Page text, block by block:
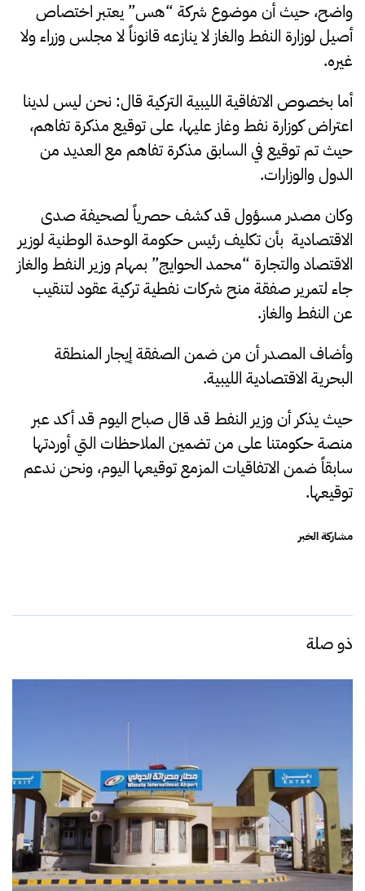
واضح، حيث أن موضوع شركة “هس” يعتبر اختصاص
أصيل لوزارة النفط والغاز لا ينازعه قانوناً لا مجلس وزراء ولا
غيره.
أما بخصوص الاتفاقية الليبية التركية قال: نحن ليس لدينا
اعتراض كوزارة نفط وغاز عليها، على توقيع مذكرة تفاهم،
حيث تم توقيع في السابق مذكرة تفاهم مع العديد من
الدول والوزارات.
وكان مصدر مسؤول قد كشف حصرياً لصحيفة صدى
الاقتصادية بأن تكليف رئيس حكومة الوحدة الوطنية لوزير
الاقتصاد والتجارة “محمد الحوايج” بمهام وزير النفط والغاز
جاء لتمرير صفقة منح شركات نفطية تركية عقود لتنقيب
عن النفط والغاز.
وأضاف المصدر أن من ضمن الصفقة إيجار المنطقة
البحرية الاقتصادية الليبية.
حيث يذكر أن وزير النفط قد قال صباح اليوم قد أكد عبر
منصة حكومتنا على من تضمين الملاحظات التي أوردتها
سابقاً ضمن الاتفاقيات المزمع توقيعها اليوم، ونحن ندعم
توقيعها.
مشاركة الخبر
ذو صلة